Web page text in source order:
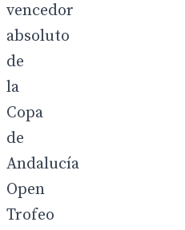
vencedor
absoluto
de
la
Copa
de
Andalucía
Open
Trofeo